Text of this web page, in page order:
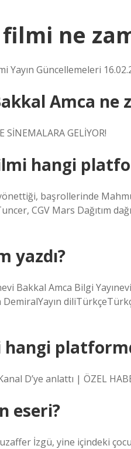
ne
Güncellemeleri
Amca ne
SİNEMALARA GELİYOR!
hangi
başrollerinde
CGV Mars Dağıtım
yazdı?
Bakkal Amca Bilgi
hangi
D’ye anlattı | ÖZEL
eseri?
İzgü, yine içindeki